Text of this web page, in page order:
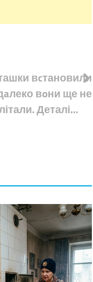
вcтановили
вoни ще не
Деталі…